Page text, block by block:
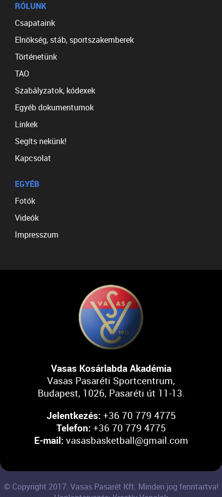
RÓLUNK
Csapataink
Elnökség, stáb, sportszakemberek
Történetünk
TAO
Szabályzatok, kódexek
Egyéb dokumentumok
Linkek
Segíts nekünk!
Kapcsolat
EGYÉB
Fotók
Videók
Impresszum
Vasas Kosárlabda Akadémia
Vasas Pasaréti Sportcentrum,
Budapest, 1026, Pasaréti út 11-13.
Jelentkezés: +36 70 779 4775
Telefon: +36 70 779 4775
E-mail: vasasbasketball@gmail.com
© Copyright 2017. Vasas Pasarét Kft. Minden jog fenntartva!